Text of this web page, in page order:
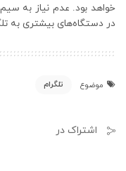
خواهد بود. عدم نیاز به
در دستگاه‌های بیشتری به
موضوع تلگرام
اشتراک در